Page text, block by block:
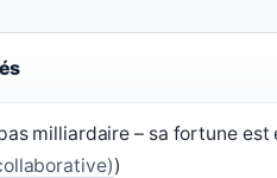
pas milliardaire – sa fortune
)